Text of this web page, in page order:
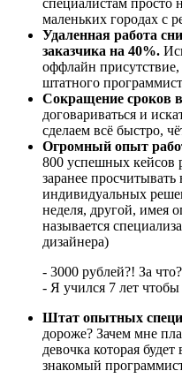
маленьких городах с
Удаленная работа
заказчика на 40%.
оффлайн
штатного
Сокращение сроков
договариваться и
сделаем всё быстро,
Огромный опыт
800 успешных кейсов
заранее
индивидуальных
неделя, другой, имея
называется
дизайнера)
- 3000 рублей?! За
- Я учился 7 лет чтобы
Штат опытных
дороже? Зачем мне
девочка которая
знакомый